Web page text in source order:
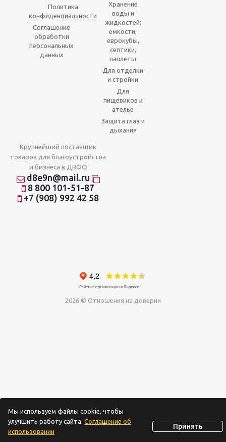
Политика
конфиденциальности
Соглашение
обработки
персональных
данных
Хранение
воды и
жидкостей:
емкости,
еврокубы,
септики,
паллеты
Для отделки
и стройки
Для
пищевиков и
ателье
Защита глаз и
дыхания
Крупнейший поставщик
товаров для благоустройства
и бизнеса в ДВФО
d8e9n@mail.ru
8 800 101-51-87
+7 (908) 992 42 58
2026 © Отношения на доверии
Мы используем файлы cookie, чтобы
улучшить работу сайта. Соглашение об
использовании
Принять